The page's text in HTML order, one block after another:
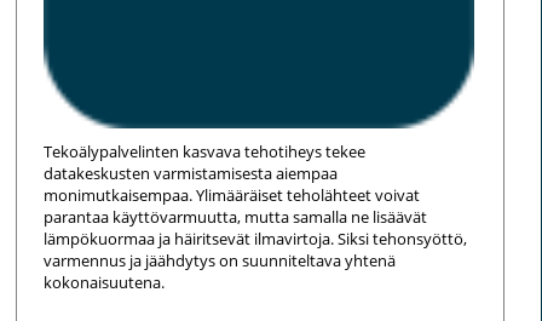
Tekoälypalvelinten kasvava tehotiheys tekee
datakeskusten varmistamisesta aiempaa
monimutkaisempaa. Ylimääräiset teholähteet voivat
parantaa käyttövarmuutta, mutta samalla ne lisäävät
lämpökuormaa ja häiritsevät ilmavirtoja. Siksi tehonsyöttö,
varmennus ja jäähdytys on suunniteltava yhtenä
kokonaisuutena.